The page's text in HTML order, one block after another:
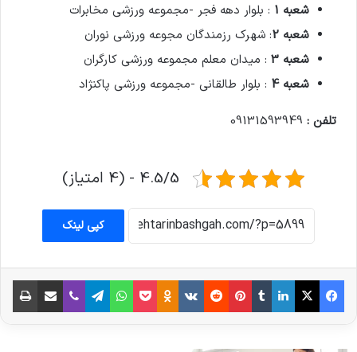
شعبه 1
: بلوار دهه فجر -مجموعه ورزشی مخابرات
شعبه 2
: شهرک رزمندگان مجوعه ورزشی نوران
شعبه 3
: میدان معلم مجموعه ورزشی کارگران
شعبه 4
: بلوار طالقانی -مجموعه ورزشی پاکنژاد
تلفن :
4.5/5 - (4 امتیاز)
کپی لینک